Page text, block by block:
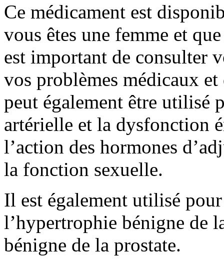
Ce médicament est
vous êtes une femme et
est important de consulter
vos problèmes médicaux
peut également être utilisé
artérielle et la dysfonction
l’action des hormones
la fonction sexuelle.
Il est également utilisé
l’hypertrophie bénigne de
bénigne de la prostate.